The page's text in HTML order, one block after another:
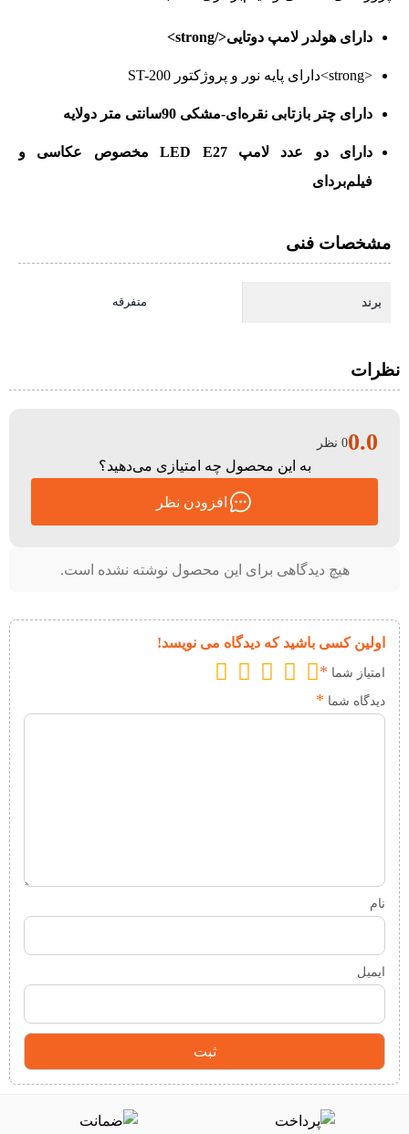
دارای هولدر لامپ دوتایی</strong>
<strong>دارای پایه نور و پروژکتور ST-200
دارای چتر بازتابی نقره‌ای-مشکی 90سانتی متر دولایه
دارای دو عدد لامپ LED E27 مخصوص عکاسی و
فیلم‌بردای
مشخصات فنی
برند متفرقه
نظرات
هیچ دیدگاهی برای این محصول نوشته نشده است.
اولین کسی باشید که دیدگاه می نویسد!
امتیاز شما *
دیدگاه شما *
نام
ایمیل
0.00 نظر
به این محصول چه امتیازی می‌دهید؟
افزودن نظر